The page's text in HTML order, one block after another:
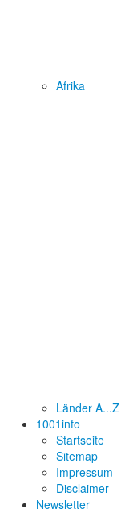
Afrika
Länder A...Z
1001info
Startseite
Sitemap
Impressum
Disclaimer
Newsletter